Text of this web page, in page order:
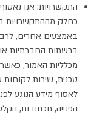
התקשרויות: אנו
כחלק מההתקשרויות
באמצעים אחרים,
ברשתות החברתיות
מכלליות האמור,
טכנית, שירות לקוחות
לאסוף מידע הנוגע
הפנייה, תכתובות,